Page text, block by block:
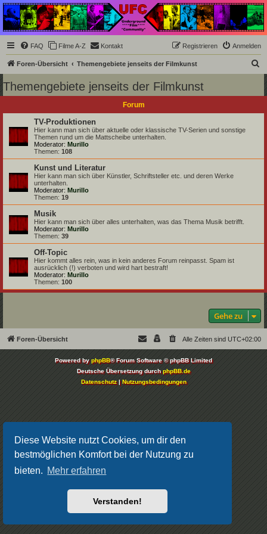
Diese Website nutzt Cookies, um dir den
bestmöglichen Komfort bei der Nutzung zu
bieten. Mehr erfahren
Verstanden!
Underground Film
Community
Die Underground Film Community ist ein deutschsprachiges Filmforum und ein Paradies
für Cineasten und Filmsüchtige jenseits des Mainstreams.
FAQ Filme A-Z Kontakt Anmelden
Registrieren
Foren-Übersicht Themengebiete jenseits der Filmkunst
Themengebiete jenseits der Filmkunst
Forum
TV-Produktionen
Hier kann man sich über aktuelle oder klassische TV-Serien und sonstige
Themen rund um die Mattscheibe unterhalten.
Moderator: Murillo
Themen: 108
Kunst und Literatur
Hier kann man sich über Künstler, Schriftsteller etc. und deren Werke
unterhalten.
Moderator: Murillo
Themen: 19
Musik
Hier kann man sich über alles unterhalten, was das Thema Musik betrifft.
Moderator: Murillo
Themen: 39
Off-Topic
Hier kommt alles rein, was in kein anderes Forum reinpasst. Spam ist
ausrücklich (!) verboten und wird hart bestraft!
Moderator: Murillo
Themen: 100
Gehe zu
Foren-Übersicht Alle Zeiten sind UTC+02:00
Powered byphpBB® Forum Software © phpBB Limited
Deutsche Übersetzung durchphpBB.de
Datenschutz|Nutzungsbedingungen